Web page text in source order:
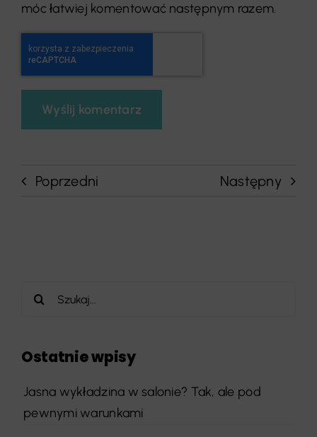
móc łatwiej komentować następnym razem.
Poprzedni Następny
Szukaj
Ostatnie wpisy
Jasna wykładzina w salonie? Tak, ale pod
pewnymi warunkami